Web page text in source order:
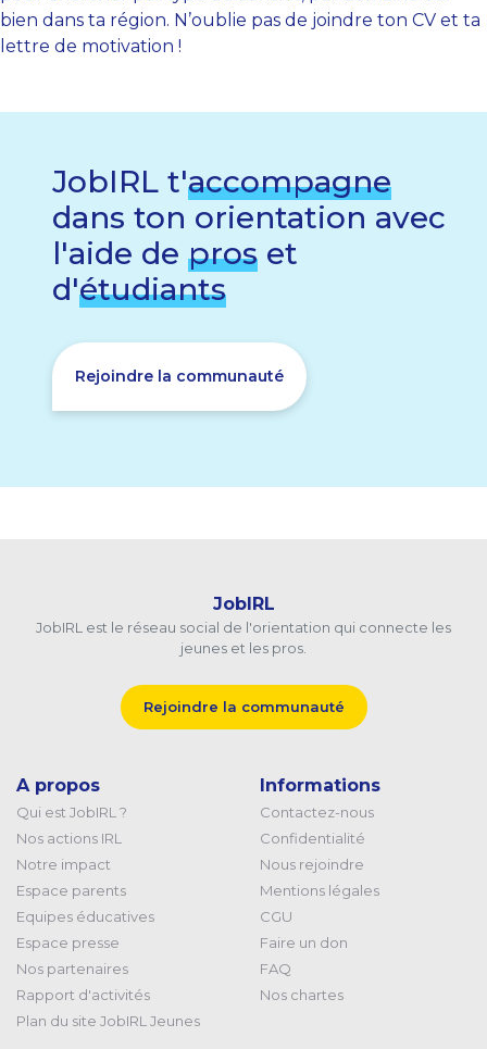
bien dans ta région. N’oublie pas de joindre ton CV et ta
lettre de motivation !
JobIRL t'accompagne
dans ton orientation avec
l'aide de pros et
d'étudiants
Rejoindre la communauté
JobIRL
JobIRL est le réseau social de l'orientation qui connecte les
jeunes et les pros.
Rejoindre la communauté
A propos
Qui est JobIRL ?
Nos actions IRL
Notre impact
Espace parents
Equipes éducatives
Espace presse
Nos partenaires
Rapport d'activités
Plan du site JobIRL Jeunes
Informations
Contactez-nous
Confidentialité
Nous rejoindre
Mentions légales
CGU
Faire un don
FAQ
Nos chartes